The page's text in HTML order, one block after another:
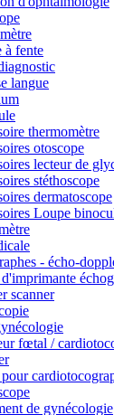
à fente
langue
thermomètre
otoscope
lecteur de
stéthoscope
dermatoscope
Loupe
- écho-
scanner
fœtal /
de gynécologie